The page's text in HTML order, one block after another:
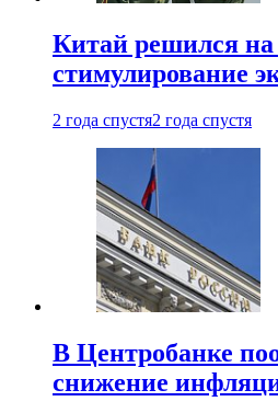
Китай решился на
стимулирование
2 года спустя2 года спустя
В Центробанке
снижение